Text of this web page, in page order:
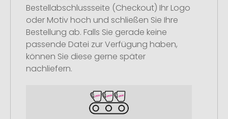
Bestellabschlussseite (Checkout) Ihr Logo
oder Motiv hoch und schließen Sie Ihre
Bestellung ab. Falls Sie gerade keine
passende Datei zur Verfügung haben,
können Sie diese gerne später
nachliefern.